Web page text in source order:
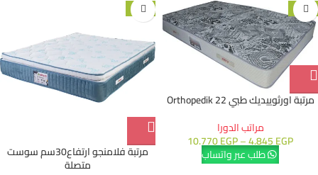
-15%
مرتبة اورثوييديك طبي 22 Orthopedik
مراتب الدورا
4.845EGP
–
10.770EGP
طلب عبر واتساب
-21%
مرتبة فلامنجو ارتفاع30سم سوست
متصلة